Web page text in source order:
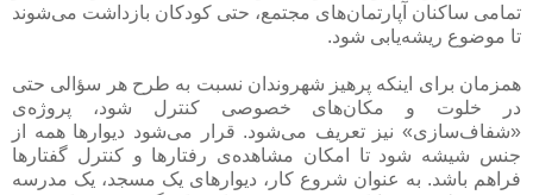
تمامی ساکنان آپارتمان‌های مجتمع، حتی کودکان بازداشت می‌شوند
تا موضوع ریشه‌یابی شود.
همزمان برای اینکه پرهیز شهروندان نسبت به طرح هر سؤالی حتی
در خلوت و مکان‌های خصوصی کنترل شود، پروژه‌ی
«شفاف‌سازی» نیز تعریف می‌شود. قرار می‌شود دیوارها همه از
جنس شیشه شود تا امکان مشاهده‌ی رفتارها و کنترل گفتارها
فراهم باشد. به عنوان شروع کار، دیوارهای یک مسجد، یک مدرسه